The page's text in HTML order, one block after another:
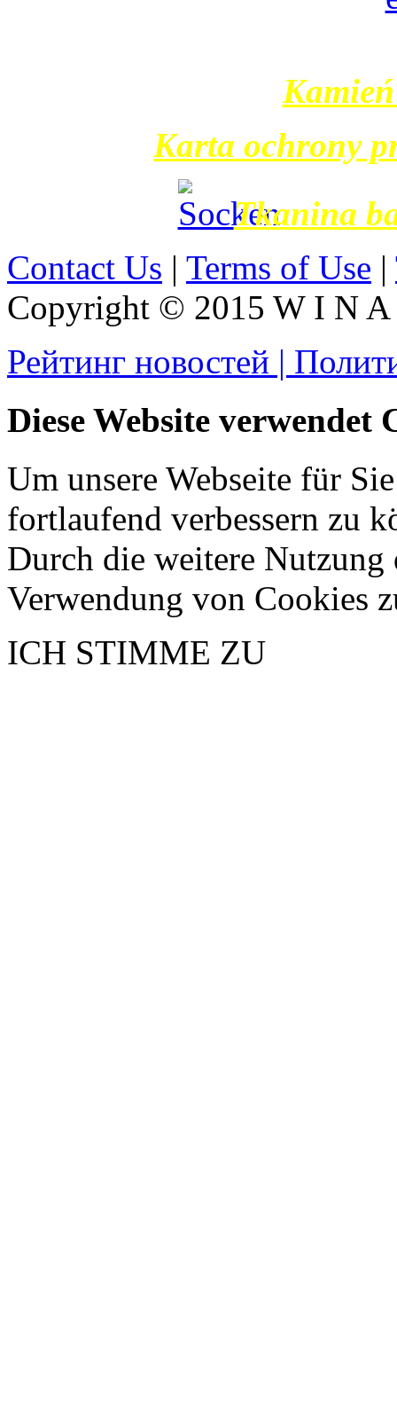
Karta ochrony
Tkanina
Contact Us | Terms of Use |
Copyright © 2015 W I N
Рейтинг новостей |
Diese Website verwendet
Um unsere Webseite für
fortlaufend verbessern zu
Durch die weitere Nutzung
Verwendung von Cookies
ICH STIMME ZU